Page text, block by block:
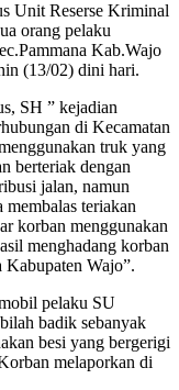
Unit Reserse Kriminal
orang pelaku
Kab.Wajo
(13/02) dini hari.
SH ” kejadian
di Kecamatan
truk yang
berteriak dengan
jalan, namun
teriakan
korban menggunakan
menghadang korban
Kabupaten Wajo”.
pelaku SU
badik sebanyak
besi yang bergerigi
melaporkan di